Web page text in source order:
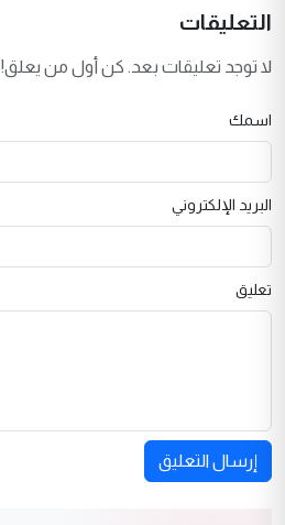
التعليقات
لا توجد تعليقات بعد. كن أول من يعلق!
اسمك
البريد الإلكتروني
تعليق
إرسال التعليق